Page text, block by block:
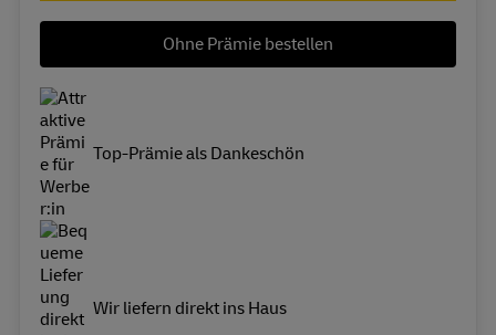
Ohne Prämie bestellen
Top-Prämie als Dankeschön
Wir liefern direkt ins Haus